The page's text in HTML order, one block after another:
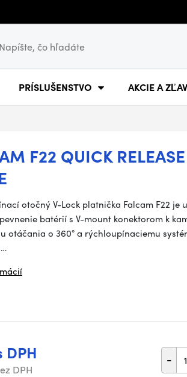
PRÍSLUŠENSTVO AKCIE A
F22 QUICK
otočný V-Lock platnička Falcam F22
batérií s V-mount konektorom k
otáčania o 360° a rýchloupínaciemu
DPH
DPH
-